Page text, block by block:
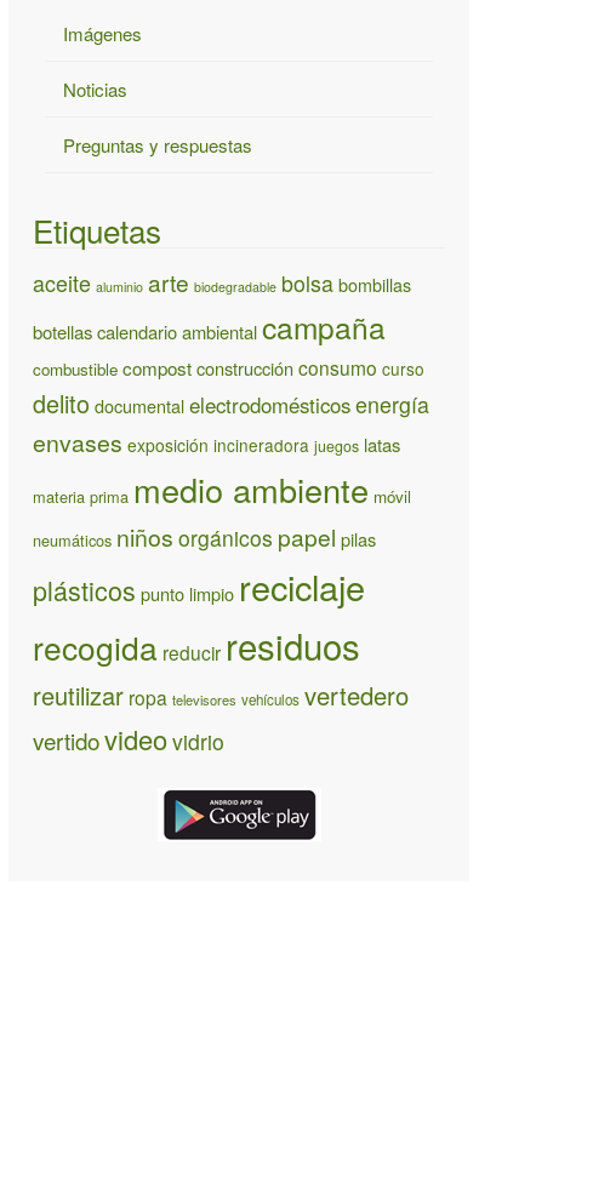
Imágenes
Noticias
Preguntas y respuestas
Etiquetas
aceite aluminio arte biodegradable bolsabombillas
botellascalendario ambientalcampaña
combustible compostconstrucción consumo curso
delito documentalelectrodomésticosenergía
envases exposición incineradora juegos latas
materia prima medio ambiente móvil
neumáticos niños orgánicos papel pilas
plásticos punto limpio reciclaje
recogida reducir residuos
reutilizar ropa televisores vehículos vertedero
vertidovideovidrio